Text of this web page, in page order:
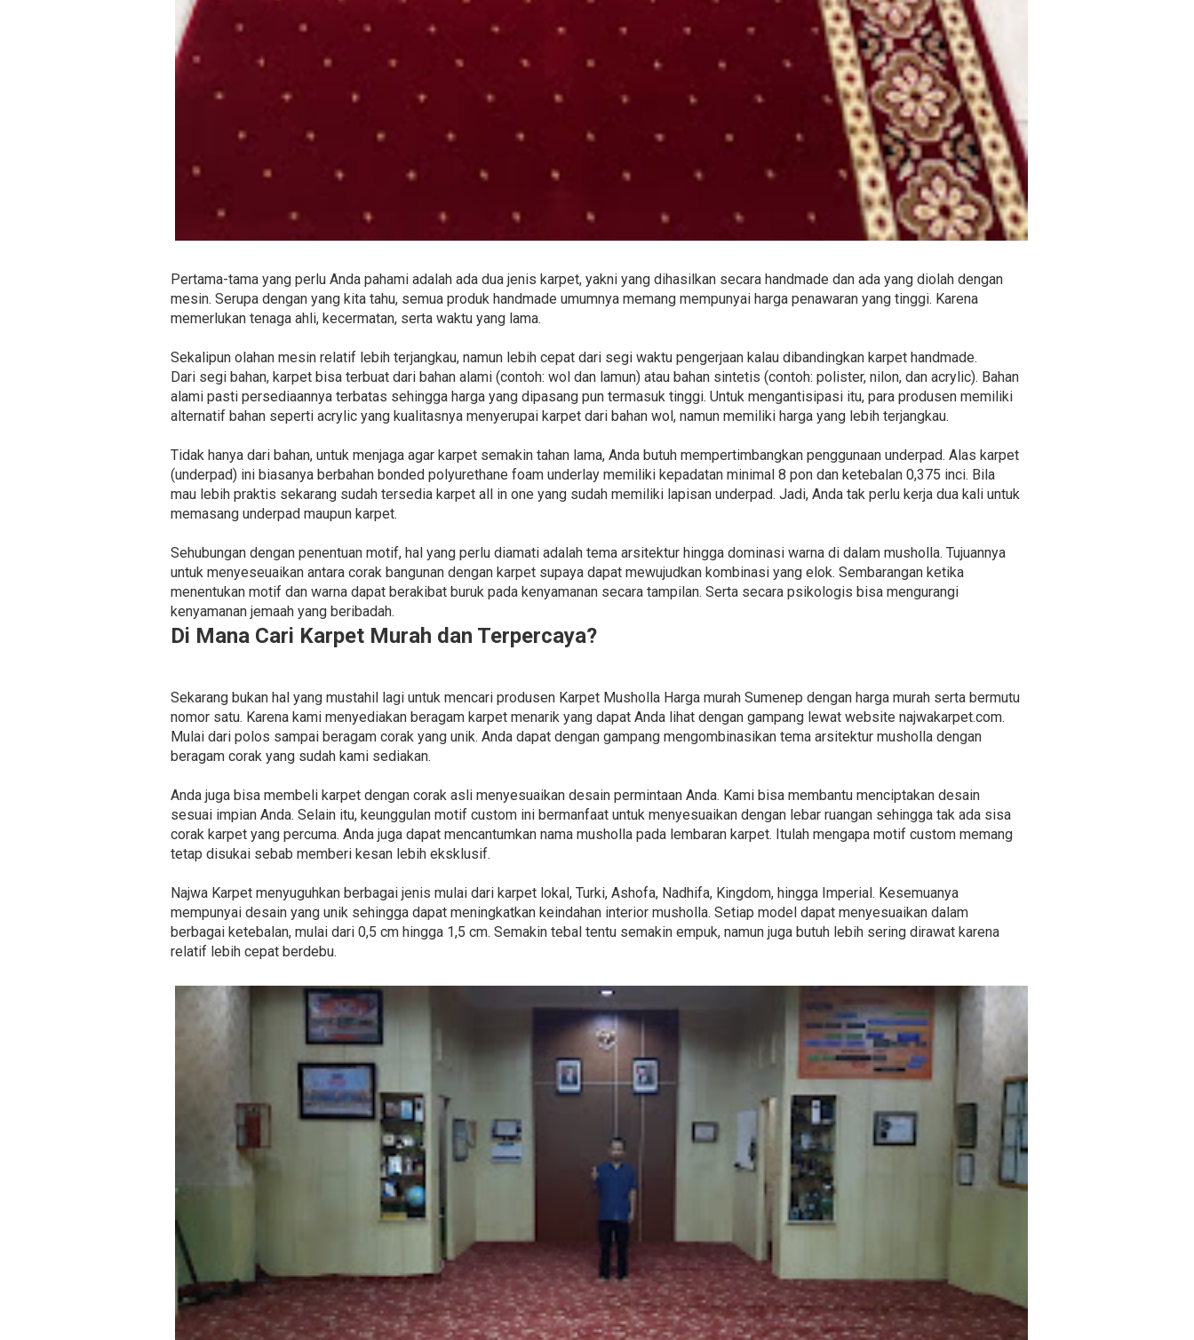
Pertama-tama yang perlu Anda pahami adalah ada dua jenis karpet, yakni yang dihasilkan secara handmade dan ada yang diolah dengan
mesin. Serupa dengan yang kita tahu, semua produk handmade umumnya memang mempunyai harga penawaran yang tinggi. Karena
memerlukan tenaga ahli, kecermatan, serta waktu yang lama.
Sekalipun olahan mesin relatif lebih terjangkau, namun lebih cepat dari segi waktu pengerjaan kalau dibandingkan karpet handmade.
Dari segi bahan, karpet bisa terbuat dari bahan alami (contoh: wol dan lamun) atau bahan sintetis (contoh: polister, nilon, dan acrylic). Bahan
alami pasti persediaannya terbatas sehingga harga yang dipasang pun termasuk tinggi. Untuk mengantisipasi itu, para produsen memiliki
alternatif bahan seperti acrylic yang kualitasnya menyerupai karpet dari bahan wol, namun memiliki harga yang lebih terjangkau.
Tidak hanya dari bahan, untuk menjaga agar karpet semakin tahan lama, Anda butuh mempertimbangkan penggunaan underpad. Alas karpet
(underpad) ini biasanya berbahan bonded polyurethane foam underlay memiliki kepadatan minimal 8 pon dan ketebalan 0,375 inci. Bila
mau lebih praktis sekarang sudah tersedia karpet all in one yang sudah memiliki lapisan underpad. Jadi, Anda tak perlu kerja dua kali untuk
memasang underpad maupun karpet.
Sehubungan dengan penentuan motif, hal yang perlu diamati adalah tema arsitektur hingga dominasi warna di dalam musholla. Tujuannya
untuk menyeseuaikan antara corak bangunan dengan karpet supaya dapat mewujudkan kombinasi yang elok. Sembarangan ketika
menentukan motif dan warna dapat berakibat buruk pada kenyamanan secara tampilan. Serta secara psikologis bisa mengurangi
kenyamanan jemaah yang beribadah.
Di Mana Cari Karpet Murah dan Terpercaya?
Sekarang bukan hal yang mustahil lagi untuk mencari produsen Karpet Musholla Harga murah Sumenep dengan harga murah serta bermutu
nomor satu. Karena kami menyediakan beragam karpet menarik yang dapat Anda lihat dengan gampang lewat website najwakarpet.com.
Mulai dari polos sampai beragam corak yang unik. Anda dapat dengan gampang mengombinasikan tema arsitektur musholla dengan
beragam corak yang sudah kami sediakan.
Anda juga bisa membeli karpet dengan corak asli menyesuaikan desain permintaan Anda. Kami bisa membantu menciptakan desain
sesuai impian Anda. Selain itu, keunggulan motif custom ini bermanfaat untuk menyesuaikan dengan lebar ruangan sehingga tak ada sisa
corak karpet yang percuma. Anda juga dapat mencantumkan nama musholla pada lembaran karpet. Itulah mengapa motif custom memang
tetap disukai sebab memberi kesan lebih eksklusif.
Najwa Karpet menyuguhkan berbagai jenis mulai dari karpet lokal, Turki, Ashofa, Nadhifa, Kingdom, hingga Imperial. Kesemuanya
mempunyai desain yang unik sehingga dapat meningkatkan keindahan interior musholla. Setiap model dapat menyesuaikan dalam
berbagai ketebalan, mulai dari 0,5 cm hingga 1,5 cm. Semakin tebal tentu semakin empuk, namun juga butuh lebih sering dirawat karena
relatif lebih cepat berdebu.